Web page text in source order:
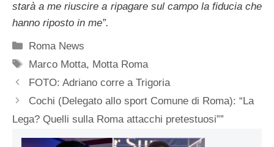
starà a me riuscire a ripagare sul campo la fiducia che
hanno riposto in me”.
Categorie
Roma News
Tag
Marco Motta, Motta Roma
FOTO: Adriano corre a Trigoria
Cochi (Delegato allo sport Comune di Roma): “La
Lega? Quelli sulla Roma attacchi pretestuosi””